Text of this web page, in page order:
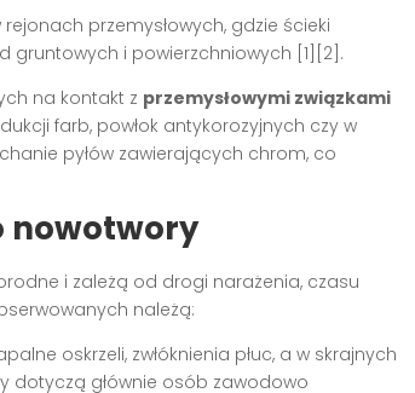
rejonach przemysłowych, gdzie ścieki
i powierzchniowych [1][2].
na kontakt z przemysłowymi związkami
farb, powłok antykorozyjnych czy w
pyłów zawierających chrom, co
nowotwory
i zależą od drogi narażenia, czasu
należą:
oskrzeli, zwłóknienia płuc, a w skrajnych
dotyczą głównie osób zawodowo